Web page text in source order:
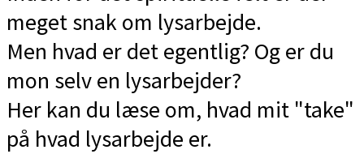
meget snak om lysarbejde.
Men hvad er det egentlig? Og er du
mon selv en lysarbejder?
Her kan du læse om, hvad mit "take"
på hvad lysarbejde er.